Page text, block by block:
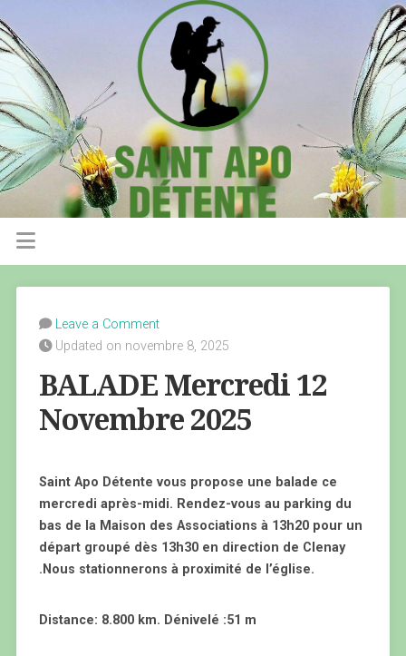
Leave a Comment
Updated on novembre 8, 2025
BALADE Mercredi 12
Novembre 2025
Saint Apo Détente vous propose une balade ce
mercredi après-midi. Rendez-vous au parking du
bas de la Maison des Associations à 13h20 pour un
départ groupé dès 13h30 en direction de Clenay
.Nous stationnerons à proximité de l’église.
Distance: 8.800 km. Dénivelé :51 m